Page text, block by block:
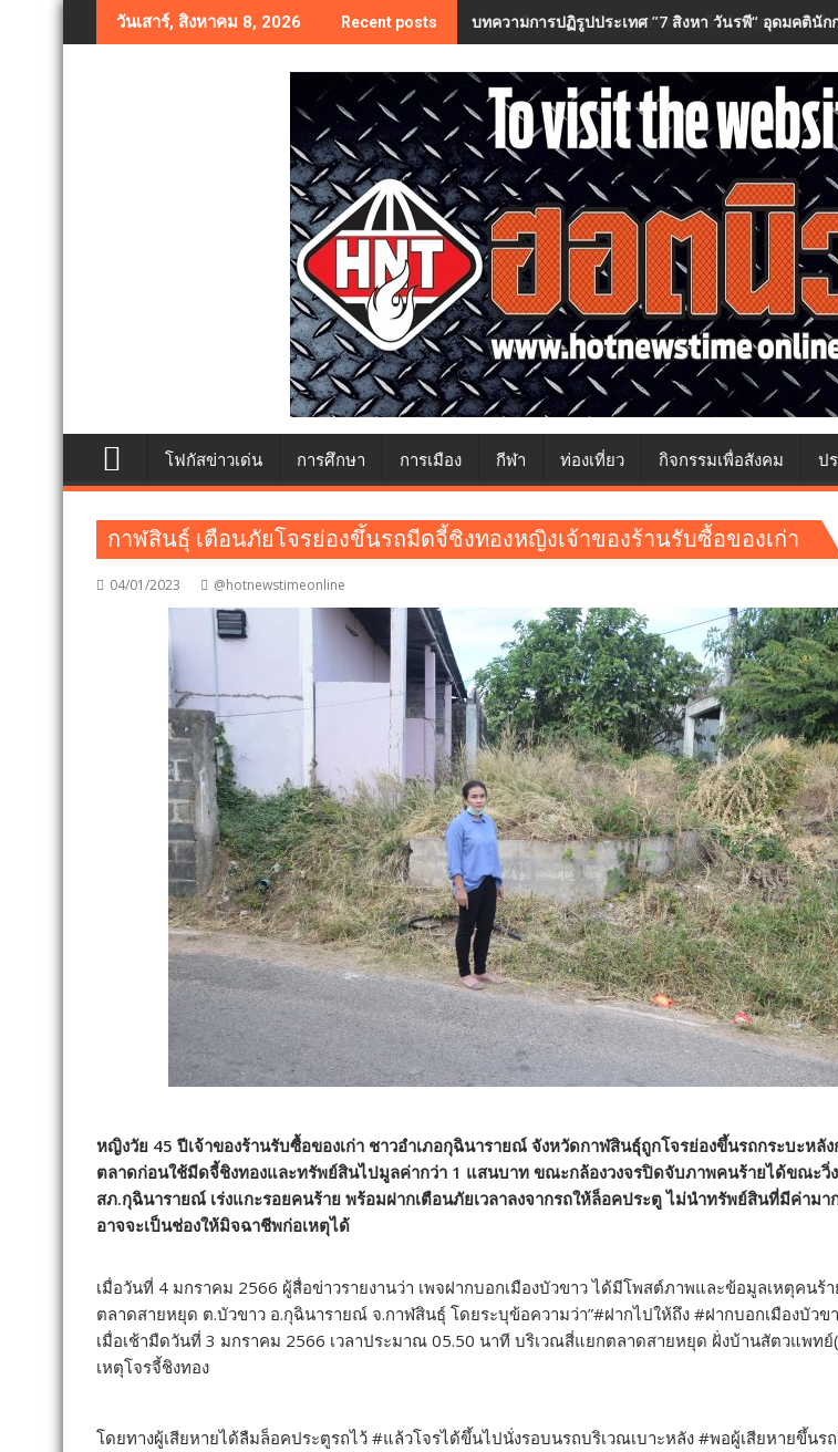
to
วันเสาร์, สิงหาคม 8, 2026 Recent posts บทความการปฏิรูปประเทศ ”7 สิงหา วันรพี“ อุดมคตินัก
โฟกัสข่าวเด่น การศึกษา การเมือง กีฬา ท่องเที่ยว กิจกรรมเพื่อสังคม ป
กาฬสินธุ์ เตือนภัยโจรย่องขึ้นรถมีดจี้ชิงทองหญิงเจ้าของร้านรับซื้อของเก่า
04/01/2023 @hotnewstimeonline
หญิงวัย 45 ปีเจ้าของร้านรับซื้อของเก่า ชาวอำเภอกุฉินารายณ์ จังหวัดกาฬสินธุ์ถูกโจรย่องขึ้นรถกระบะหลั
ตลาดก่อนใช้มีดจี้ชิงทองและทรัพย์สินไปมูลค่ากว่า 1 แสนบาท ขณะกล้องวงจรปิดจับภาพคนร้ายได้ขณะวิ่
สภ.กุฉินารายณ์ เร่งแกะรอยคนร้าย พร้อมฝากเตือนภัยเวลาลงจากรถให้ล็อคประตู ไม่นำทรัพย์สินที่มีค่ามาก
อาจจะเป็นช่องให้มิจฉาชีพก่อเหตุได้
เมื่อวันที่ 4 มกราคม 2566 ผู้สื่อข่าวรายงานว่า เพจฝากบอกเมืองบัวขาว ได้มีโพสต์ภาพและข้อมูลเหตุคนร้
ตลาดสายหยุด ต.บัวขาว อ.กุฉินารายณ์ จ.กาฬสินธุ์ โดยระบุข้อความว่า”#ฝากไปให้ถึง #ฝากบอกเมืองบัวข
เมื่อเช้ามืดวันที่ 3 มกราคม 2566 เวลาประมาณ 05.50 นาที บริเวณสี่แยกตลาดสายหยุด ฝั่งบ้านสัตวแพทย์
เหตุโจรจี้ชิงทอง
โดยทางผู้เสียหายได้ลืมล็อคประตูรถไว้ #แล้วโจรได้ขึ้นไปนั่งรอบนรถบริเวณเบาะหลัง #พอผู้เสียหายขึ้นร